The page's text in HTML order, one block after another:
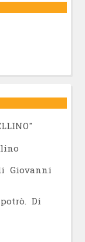
Giovanni
Di